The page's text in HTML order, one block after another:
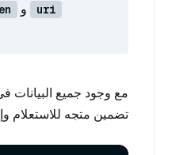
uri و
تضمين متجه للاستعلام